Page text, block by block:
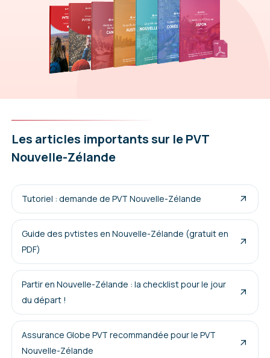
Les articles importants sur le PVT
Nouvelle-Zélande
Tutoriel : demande de PVT Nouvelle-Zélande
Guide des pvtistes en Nouvelle-Zélande (gratuit en
PDF)
Partir en Nouvelle-Zélande : la checklist pour le jour
du départ !
Assurance Globe PVT recommandée pour le PVT
Nouvelle-Zélande